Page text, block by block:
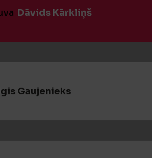
Dāvids Kārkliņš
Gaujenieks